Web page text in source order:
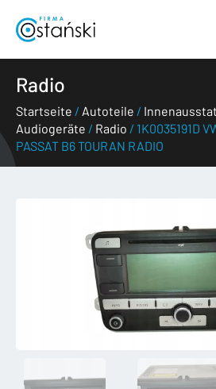
Inhalt
springen
Radio
Startseite / Autoteile /
Audiogeräte / Radio / 1K0035191D
PASSAT B6 TOURAN RADIO